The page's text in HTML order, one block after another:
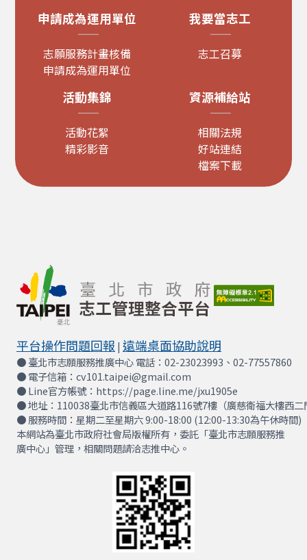
申請成為運用單位
志願服務計畫核備
申請成為運用單位
我要當志工
志工召募
活動集錦
活動花絮
精彩影音
資源補給站
相關法規
好站連結
檔案下載
平台操作問題回報 | 遠端桌面協助說明
● 臺北市志願服務推廣中心 電話：02-23023993、02-77557860
● 電子信箱：cv101.taipei@gmail.com
● Line官方帳號：https://page.line.me/jxu1905e
● 地址：110038臺北市信義區大道路116號7樓（廣慈衛福大樓西二
● 服務時間：星期二至星期六 9:00-18:00 (12:00-13:30為午休時間)
本網站為臺北市政府社會局版權所有，委託「臺北市志願服務推
廣中心」管理，相關問題請洽志推中心。